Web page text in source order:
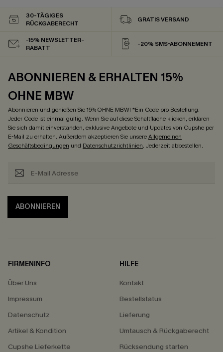
30-TÄGIGES
RÜCKGABERECHT
GRATIS VERSAND
-15% NEWSLETTER-
RABATT
-20% SMS-ABONNEMENT
ABONNIEREN & ERHALTEN 15%
OHNE MBW
Abonnieren und genießen Sie 15% OHNE MBW! *Ein Code pro Bestellung.
Jeder Code ist einmal gültig. Wenn Sie auf diese Schaltfläche klicken, erklären
Sie sich damit einverstanden, exklusive Angebote und Updates von Cupshe per
E-Mail zu erhalten. Außerdem akzeptieren Sie unsereAllgemeinen
Geschäftsbedingungen und Datenschutzrichtlinien. Jederzeit abbestellen.
ABONNIEREN
FIRMENINFO
Über Uns
Impressum
Datenschutz
Artikel & Kondition
Cupshe Lieferkette
HILFE
Kontakt
Bestellstatus
Lieferung
Umtausch & Rückgaberecht
Rücksendung starten